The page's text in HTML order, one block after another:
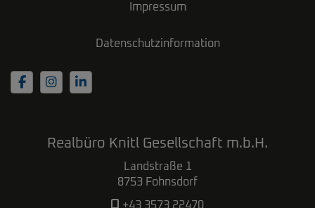
Impressum
Datenschutzinformation
Realbüro Knitl Gesellschaft m.b.H.
Landstraße 1
8753 Fohnsdorf
+43 3573 22470